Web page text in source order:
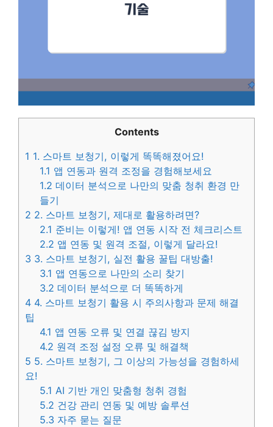
Contents
1 1. 스마트 보청기, 이렇게 똑똑해졌어요!
1.1 앱 연동과 원격 조정을 경험해보세요
1.2 데이터 분석으로 나만의 맞춤 청취 환경 만
들기
2 2. 스마트 보청기, 제대로 활용하려면?
2.1 준비는 이렇게! 앱 연동 시작 전 체크리스트
2.2 앱 연동 및 원격 조절, 이렇게 달라요!
3 3. 스마트 보청기, 실전 활용 꿀팁 대방출!
3.1 앱 연동으로 나만의 소리 찾기
3.2 데이터 분석으로 더 똑똑하게
4 4. 스마트 보청기 활용 시 주의사항과 문제 해결
팁
4.1 앱 연동 오류 및 연결 끊김 방지
4.2 원격 조정 설정 오류 및 해결책
5 5. 스마트 보청기, 그 이상의 가능성을 경험하세
요!
5.1 AI 기반 개인 맞춤형 청취 경험
5.2 건강 관리 연동 및 예방 솔루션
5.3 자주 묻는 질문